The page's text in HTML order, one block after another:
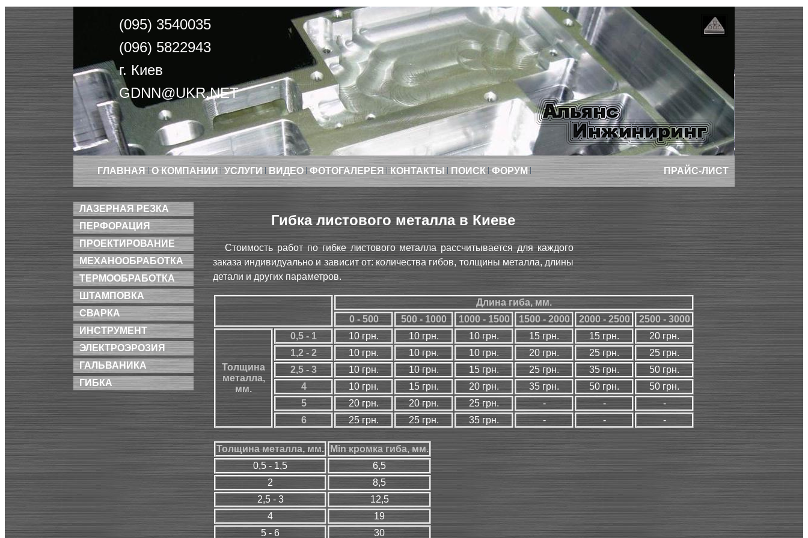
(095) 3540035
(096) 5822943
г. Киев
GDNN@UKR.NET
ГЛАВНАЯ О КОМПАНИИ УСЛУГИ ВИДЕО ФОТОГАЛЕРЕЯ КОНТАКТЫ ПОИСК ФОРУМ ПРАЙС-ЛИСТ
ЛАЗЕРНАЯ РЕЗКА
ПЕРФОРАЦИЯ
ПРОЕКТИРОВАНИЕ
МЕХАНООБРАБОТКА
ТЕРМООБРАБОТКА
ШТАМПОВКА
СВАРКА
ИНСТРУМЕНТ
ЭЛЕКТРОЭРОЗИЯ
ГАЛЬВАНИКА
ГИБКА
Гибка листового металла в Киеве
Стоимость работ по гибке листового металла рассчитывается для каждого
заказа индивидуально и зависит от: количества гибов, толщины металла, длины
детали и других параметров.
Длина гиба, мм.
0 - 500
500 - 1000 1000 - 1500 1500 - 2000 2000 - 2500 2500 - 3000
Толщина
металла,
мм.
0,5 - 1 10 грн. 10 грн. 10 грн. 15 грн. 15 грн.
20 грн.
1,2 - 2
10 грн. 10 грн. 10 грн. 20 грн. 25 грн.
25 грн.
2,5 - 3
10 грн. 10 грн. 15 грн. 25 грн. 35 грн.
50 грн.
4
10 грн. 15 грн. 20 грн. 35 грн. 50 грн.
50 грн.
5
20 грн. 20 грн. 25 грн. - -
-
6
25 грн. 25 грн. 35 грн. - - -
Толщина металла, мм. Min кромка гиба, мм.
0,5 - 1,5
6,5
2
8,5
2,5 - 3
12,5
4
19
5 - 6
30